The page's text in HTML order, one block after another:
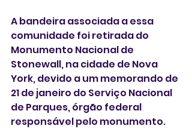
A bandeira associada a essa
comunidade foi retirada do
Monumento Nacional de
Stonewall, na cidade de Nova
York, devido a um memorando de
21 de janeiro do Serviço Nacional
de Parques, órgão federal
responsável pelo monumento.